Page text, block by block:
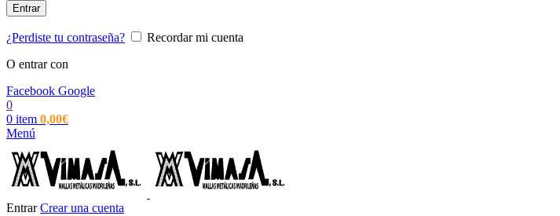
Entrar
¿Perdiste tu contraseña?
Recordar mi cuenta
O entrar con
Facebook Google
0
0 item 0,00€
Menú
EntrarCrear una cuenta